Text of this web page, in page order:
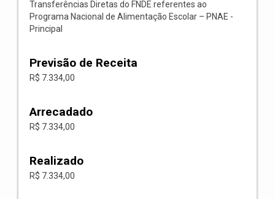
Transferências Diretas do FNDE referentes ao
Programa Nacional de Alimentação Escolar – PNAE -
Principal
Previsão de Receita
R$ 7.334,00
Arrecadado
R$ 7.334,00
Realizado
R$ 7.334,00